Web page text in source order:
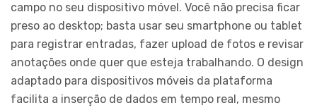
campo no seu dispositivo móvel. Você não precisa ficar
preso ao desktop; basta usar seu smartphone ou tablet
para registrar entradas, fazer upload de fotos e revisar
anotações onde quer que esteja trabalhando. O design
adaptado para dispositivos móveis da plataforma
facilita a inserção de dados em tempo real, mesmo